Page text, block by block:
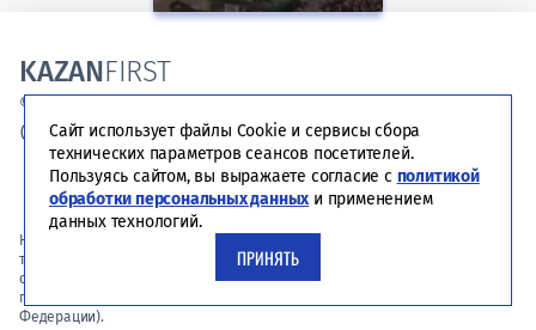
СЛЕДУЙ ЗА НАМИ В СОЦСЕТЯХ
Link to VkLink to Telegram
На сайте применяются рекомендательные технологии (информационные
технологии предоставления информации на основе сбора,
систематизации и анализа сведений, относящихся к предпочтениям
пользователей сети «Интернет», находящихся на территории Российской
Федерации).
KAZANFIRST
© Kazanfirst 2013 – 2025 all rights reserved
Сайт использует файлы Cookie и сервисы сбора
технических параметров сеансов посетителей.
Пользуясь сайтом, вы выражаете согласие с политикой
обработки персональных данных и применением
данных технологий.
ПРИНЯТЬ